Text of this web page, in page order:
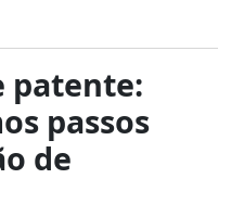
patente:
passos
de